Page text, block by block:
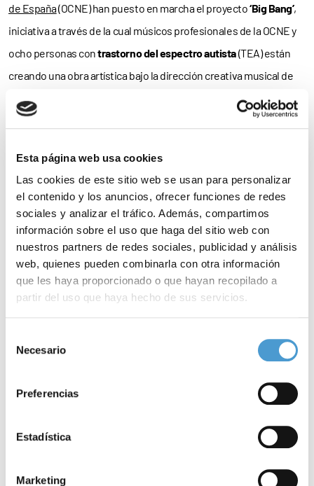
Esta página web usa cookies
Las cookies de este sitio web se usan para personalizar
el contenido y los anuncios, ofrecer funciones de redes
sociales y analizar el tráfico. Además, compartimos
información sobre el uso que haga del sitio web con
nuestros partners de redes sociales, publicidad y análisis
web, quienes pueden combinarla con otra información
que les haya proporcionado o que hayan recopilado a
partir del uso que haya hecho de sus servicios.
de cookies
Necesario
Preferencias
Estadística
Marketing
de España(OCNE) han puesto en marcha el proyecto‘Big Bang’,
iniciativa a través de la cual músicos profesionales de la OCNE y
ocho personas contrastorno del espectro autista(TEA) están
creando una obra artística bajo la dirección creativa musical de
El fin del proyecto es crear unabanda sonorapara musicalizar las
imágenes degalaxias, planetas y nebulosas
telescopio espacial Hubble. Todo ello inspirado en la obra
musical‘Los Planetas’del compositor británicoGustav Holst.
Elproyecto‘Big Bang’, cuyo objetivo es transformar a las
personas a través delarte, se enmarca en el proyecto ‘ Más
Cultura, Más Inclusión’ de Plena Inclusión Madrid yFundación
Repsol.
talleres, todos ellos realizados en las instalaciones del Auditorio
músicos profesionales marcan unas pautas musicales a las que
responden con instrumentos de percusión sencilla –